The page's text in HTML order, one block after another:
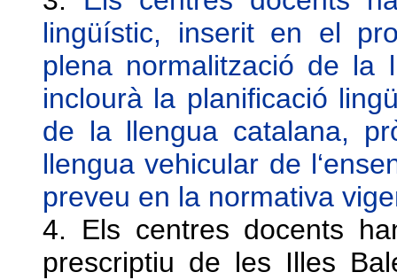
lingüístic, inserit en el
plena normalització de la
inclourà la planificació
de la llengua catalana,
llengua vehicular de
preveu en la normativa
4. Els centres docents
prescriptiu de les Illes